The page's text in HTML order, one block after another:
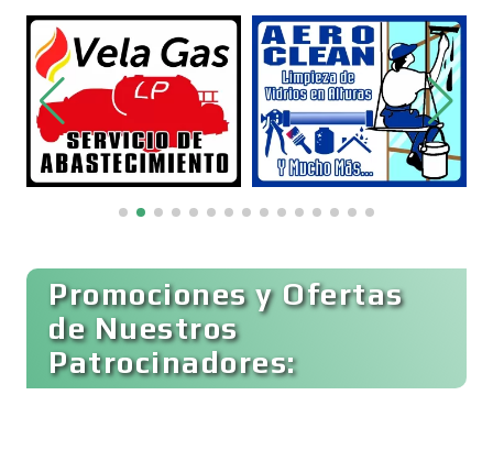
Bordados y Estampados
Cafeterías
Promociones y Ofertas
de Nuestros
Patrocinadores: